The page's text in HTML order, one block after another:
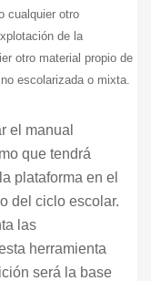
cualquier otro
de la
otro material propio de
escolarizada o mixta.
el manual
que tendrá
plataforma en el
del ciclo escolar.
las
herramienta
será la base